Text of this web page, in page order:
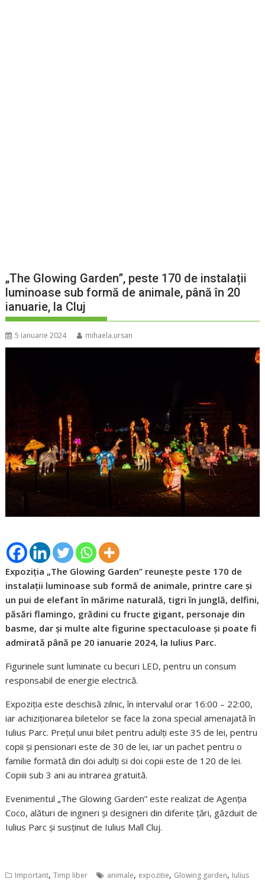
„The Glowing Garden”, peste 170 de instalații
luminoase sub formă de animale, până în 20
ianuarie, la Cluj
5 ianuarie 2024 mihaela.ursan
Expoziția „The Glowing Garden” reunește peste 170 de
instalații luminoase sub formă de animale, printre care și
un pui de elefant în mărime naturală, tigri în junglă, delfini,
păsări flamingo, grădini cu fructe gigant, personaje din
basme, dar și multe alte figurine spectaculoase și poate fi
admirată până pe 20 ianuarie 2024, la Iulius Parc.
Figurinele sunt luminate cu becuri LED, pentru un consum
responsabil de energie electrică.
Expoziția este deschisă zilnic, în intervalul orar 16:00 – 22:00,
iar achiziționarea biletelor se face la zona special amenajată în
Iulius Parc. Prețul unui bilet pentru adulți este 35 de lei, pentru
copii și pensionari este de 30 de lei, iar un pachet pentru o
familie formată din doi adulți si doi copii este de 120 de lei.
Copiii sub 3 ani au intrarea gratuită.
Evenimentul „The Glowing Garden” este realizat de Agenția
Coco, alături de ingineri și designeri din diferite țări, găzduit de
Iulius Parc și susținut de Iulius Mall Cluj.
Important,Timp liber animale, expozitie, Glowing garden, Iulius